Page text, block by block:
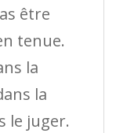
être
tenue.
la
la
le juger.